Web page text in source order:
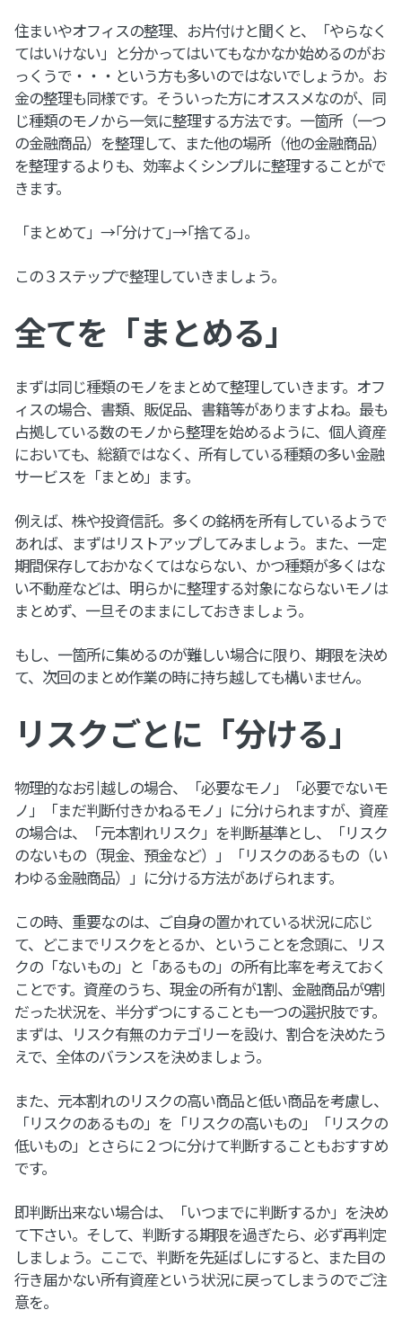
住まいやオフィスの整理、お片付けと聞くと、「やらなく
てはいけない」と分かってはいてもなかなか始めるのがお
っくうで・・・という方も多いのではないでしょうか。お
金の整理も同様です。そういった方にオススメなのが、同
じ種類のモノから一気に整理する方法です。一箇所（一つ
の金融商品）を整理して、また他の場所（他の金融商品）
を整理するよりも、効率よくシンプルに整理することがで
きます。
「まとめて」→｢分けて｣→｢捨てる｣。
この３ステップで整理していきましょう。
全てを「まとめる」
まずは同じ種類のモノをまとめて整理していきます。オフ
ィスの場合、書類、販促品、書籍等がありますよね。最も
占拠している数のモノから整理を始めるように、個人資産
においても、総額ではなく、所有している種類の多い金融
サービスを「まとめ」ます。
例えば、株や投資信託。多くの銘柄を所有しているようで
あれば、まずはリストアップしてみましょう。また、一定
期間保存しておかなくてはならない、かつ種類が多くはな
い不動産などは、明らかに整理する対象にならないモノは
まとめず、一旦そのままにしておきましょう。
もし、一箇所に集めるのが難しい場合に限り、期限を決め
て、次回のまとめ作業の時に持ち越しても構いません。
リスクごとに「分ける」
物理的なお引越しの場合、「必要なモノ」「必要でないモ
ノ」「まだ判断付きかねるモノ」に分けられますが、資産
の場合は、「元本割れリスク」を判断基準とし、「リスク
のないもの（現金、預金など）」「リスクのあるもの（い
わゆる金融商品）」に分ける方法があげられます。
この時、重要なのは、ご自身の置かれている状況に応じ
て、どこまでリスクをとるか、ということを念頭に、リス
クの「ないもの」と「あるもの」の所有比率を考えておく
ことです。資産のうち、現金の所有が1割、金融商品が9割
だった状況を、半分ずつにすることも一つの選択肢です。
まずは、リスク有無のカテゴリーを設け、割合を決めたう
えで、全体のバランスを決めましょう。
また、元本割れのリスクの高い商品と低い商品を考慮し、
「リスクのあるもの」を「リスクの高いもの」「リスクの
低いもの」とさらに２つに分けて判断することもおすすめ
です。
即判断出来ない場合は、「いつまでに判断するか」を決め
て下さい。そして、判断する期限を過ぎたら、必ず再判定
しましょう。ここで、判断を先延ばしにすると、また目の
行き届かない所有資産という状況に戻ってしまうのでご注
意を。